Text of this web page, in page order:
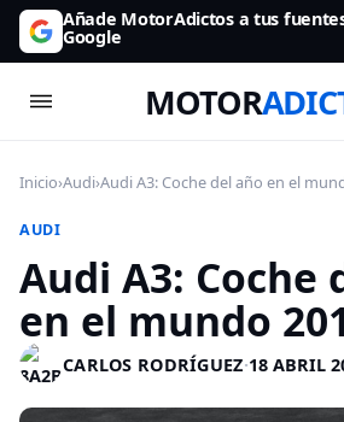
Añade MotorAdictos a tus
Google
MOTOR
Inicio›Audi›Audi A3: Coche del año en el
AUDI
Audi A3: Coche
en el mundo
CARLOS RODRÍGUEZ·18 ABRIL